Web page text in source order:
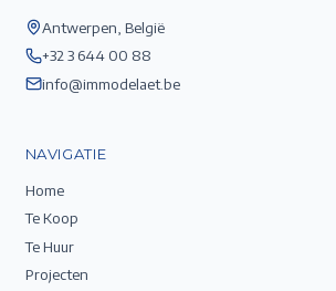
Antwerpen, België
+32 3 644 00 88
info@immodelaet.be
NAVIGATIE
Home
Te Koop
Te Huur
Projecten